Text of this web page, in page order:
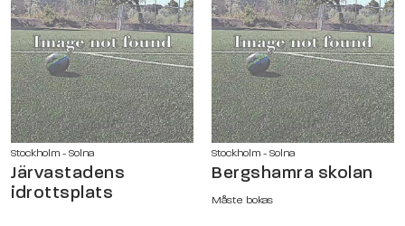
Stockholm - Solna
Järvastadens
idrottsplats
Stockholm - Solna
Bergshamra skolan
Måste bokas